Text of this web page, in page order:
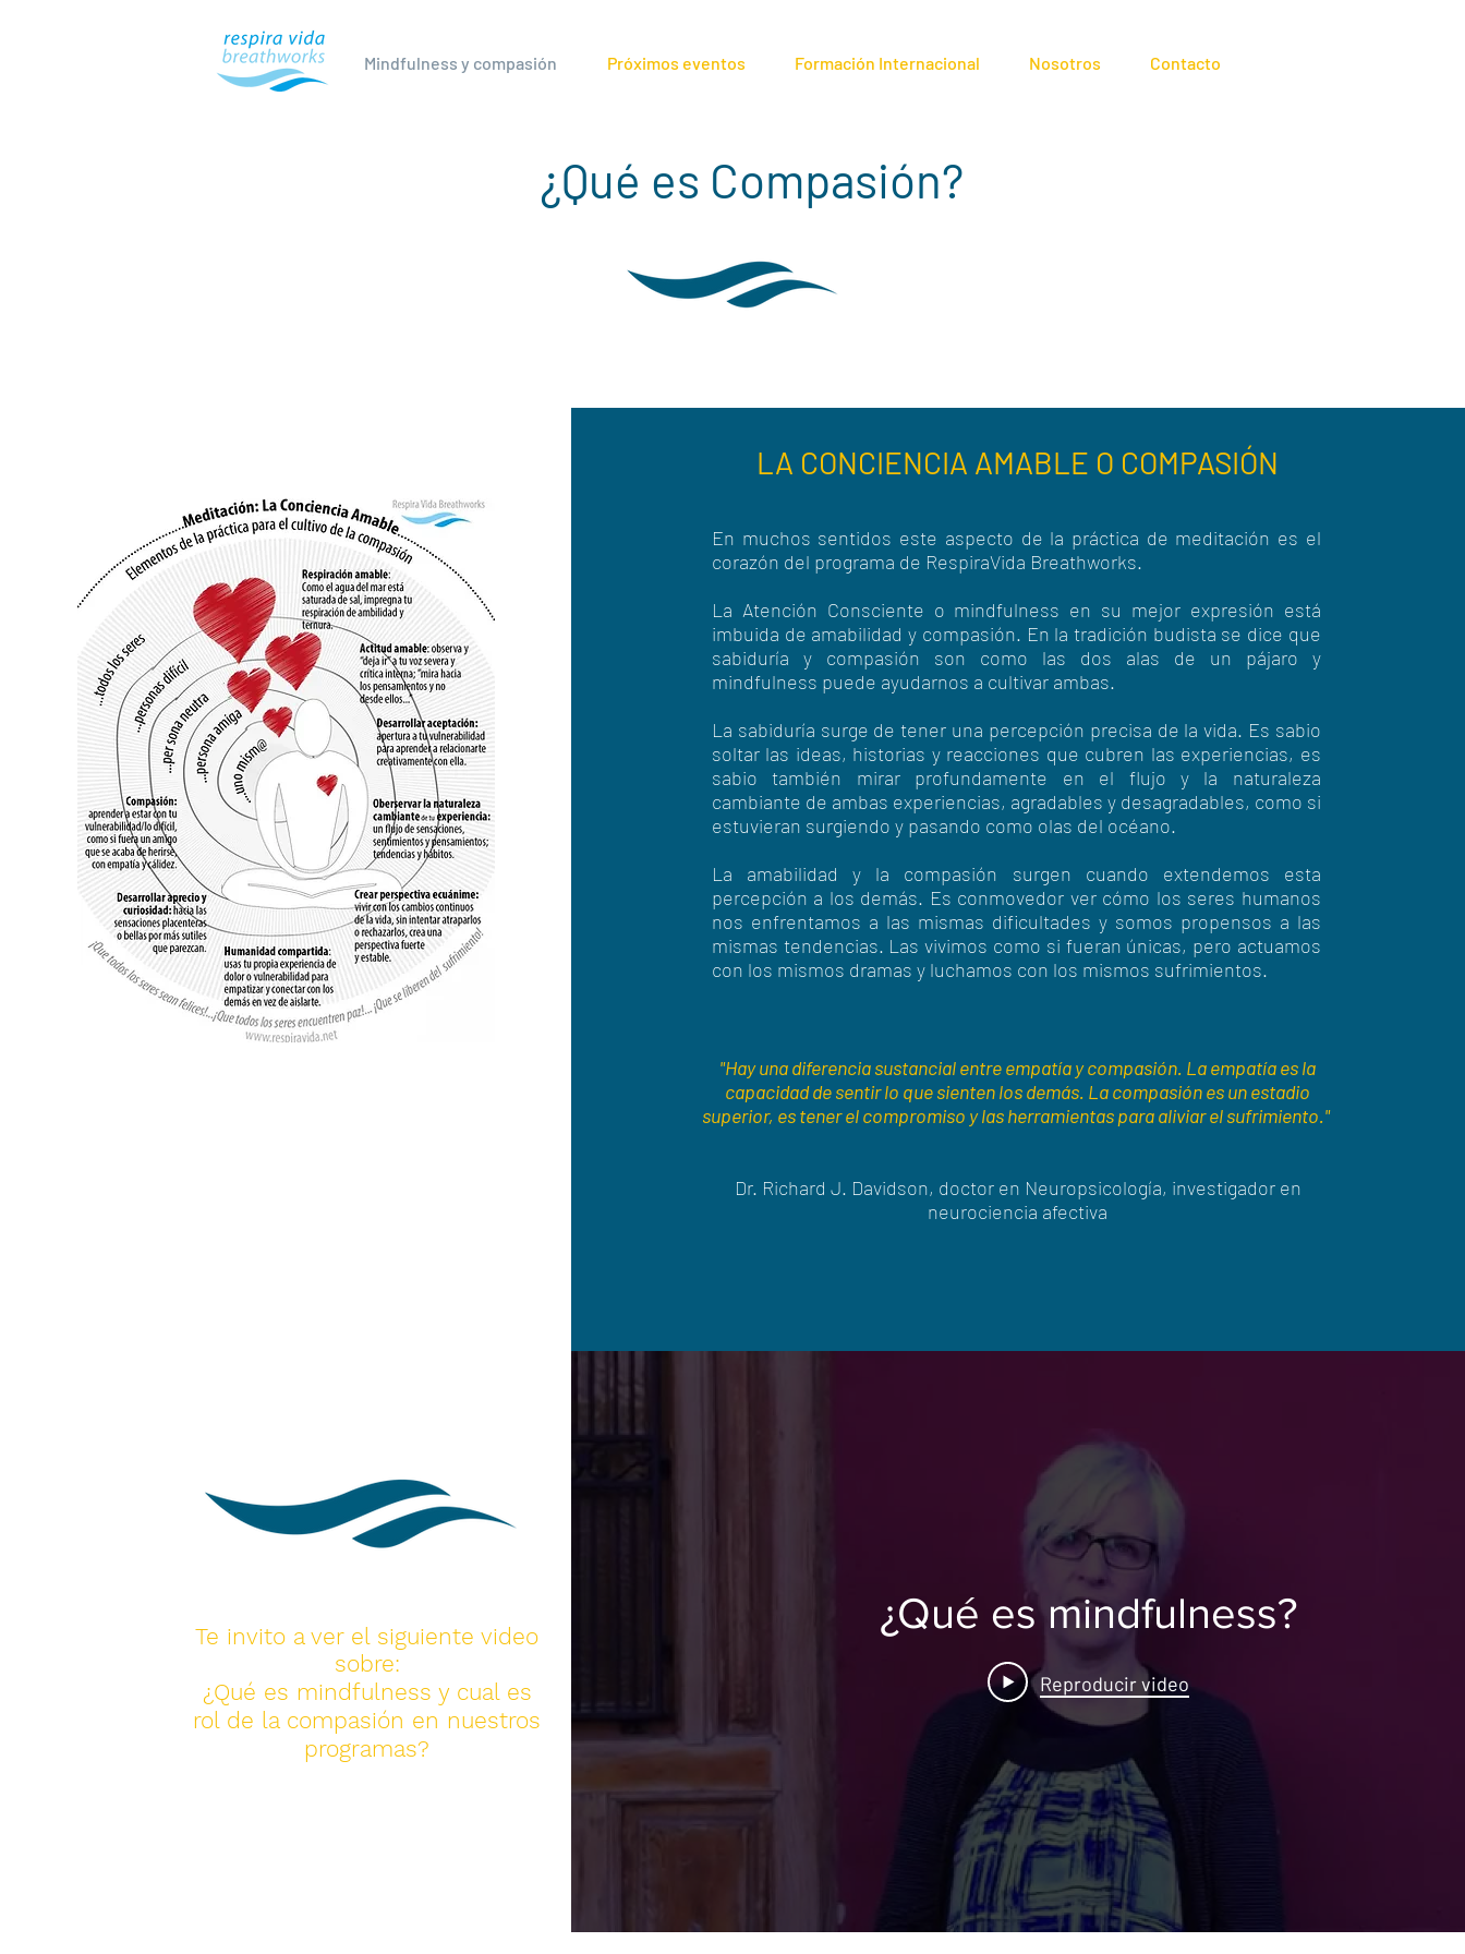
Mindfulness y compasión Próximos eventos Formación Internacional Nosotros Contacto
¿Qué es Compasión?
LA CONCIENCIA AMABLE O COMPASIÓN
En muchos sentidos este aspecto de la práctica de meditación es el
corazón del programa de RespiraVida Breathworks.
La Atención Consciente o mindfulness en su mejor expresión está
imbuida de amabilidad y compasión. En la tradición budista se dice que
sabiduría y compasión son como las dos alas de un pájaro y
mindfulness puede ayudarnos a cultivar ambas.
La sabiduría surge de tener una percepción precisa de la vida. Es sabio
soltar las ideas, historias y reacciones que cubren las experiencias, es
sabio también mirar profundamente en el flujo y la naturaleza
cambiante de ambas experiencias, agradables y desagradables, como si
estuvieran surgiendo y pasando como olas del océano.
La amabilidad y la compasión surgen cuando extendemos esta
percepción a los demás. Es conmovedor ver cómo los seres humanos
nos enfrentamos a las mismas dificultades y somos propensos a las
mismas tendencias. Las vivimos como si fueran únicas, pero actuamos
con los mismos dramas y luchamos con los mismos sufrimientos.
"Hay una diferencia sustancial entre empatía y compasión. La empatía es la
capacidad de sentir lo que sienten los demás. La compasión es un estadio
superior, es tener el compromiso y las herramientas para aliviar el sufrimiento."
Dr. Richard J. Davidson, doctor en Neuropsicología, investigador en
neurociencia afectiva
Te invito a ver el siguiente video
sobre:
¿Qué es mindfulness y cual es
rol de la compasión en nuestros
programas?
¿Qué es mindfulness?
Reproducir video